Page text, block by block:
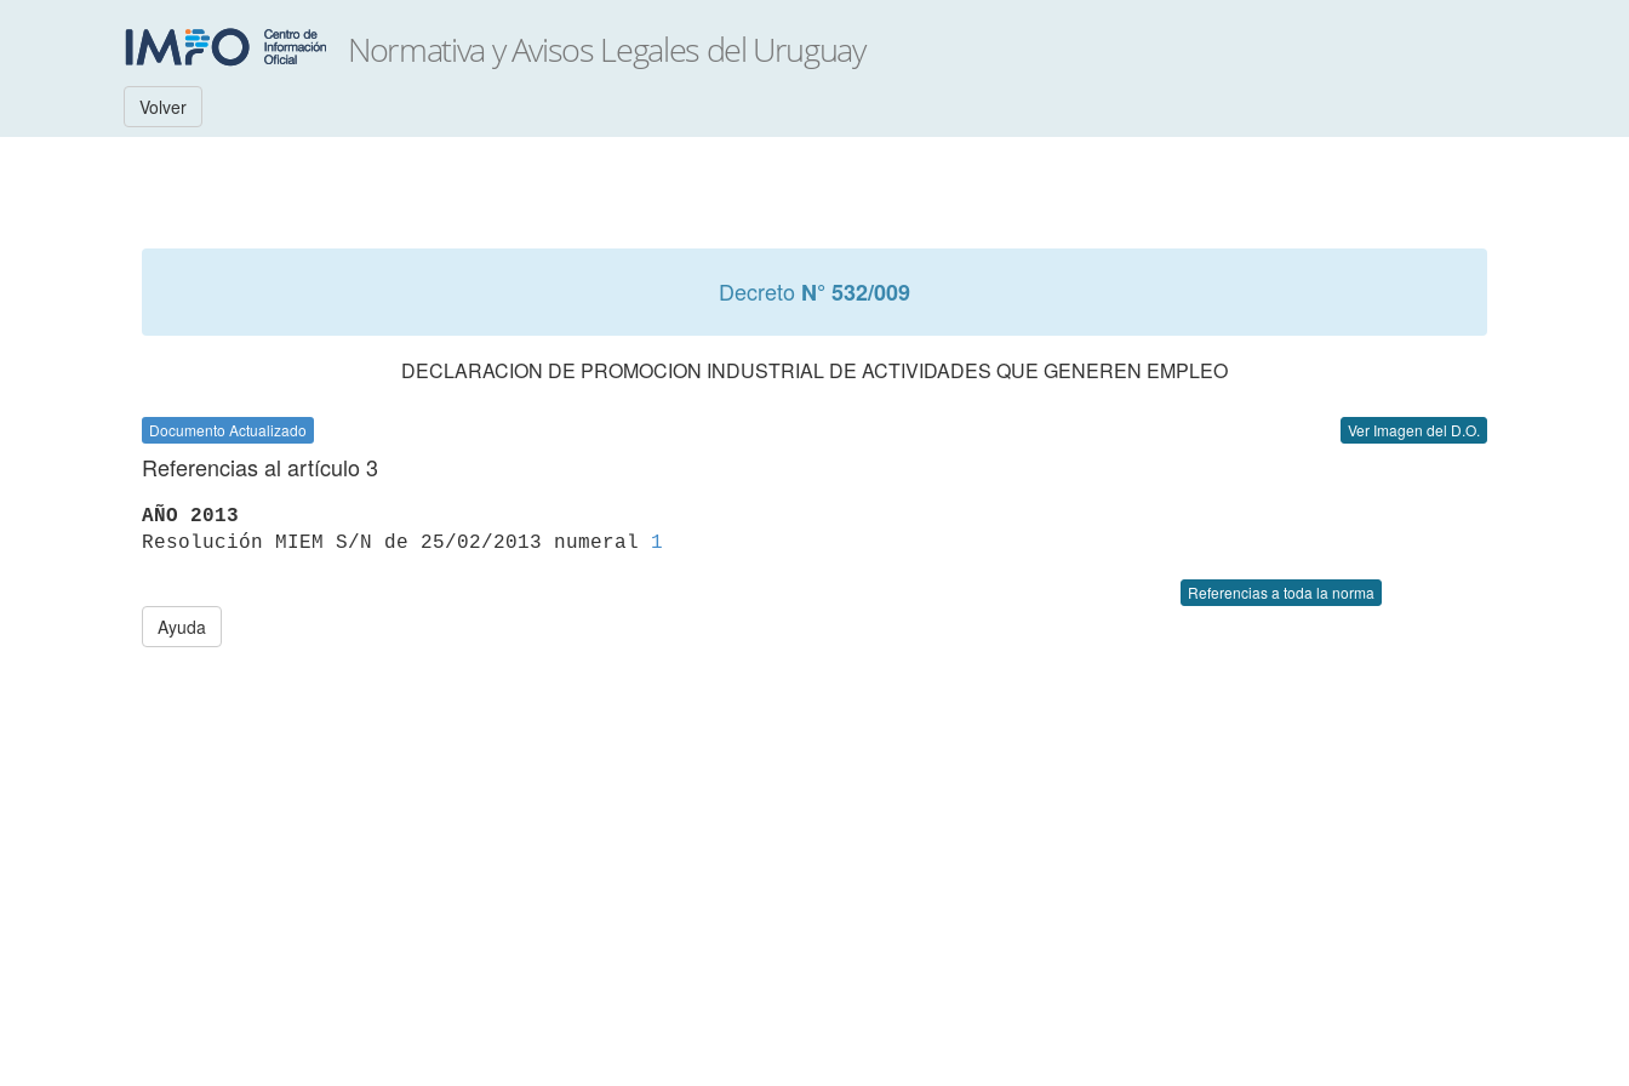
Volver
Decreto N° 532/009
DECLARACION DE PROMOCION INDUSTRIAL DE ACTIVIDADES QUE GENEREN EMPLEO
Documento Actualizado Ver Imagen del D.O.
Referencias al artículo 3
AÑO 2013
Resolución MIEM S/N de 25/02/2013 numeral 1
Referencias a toda la norma
Ayuda